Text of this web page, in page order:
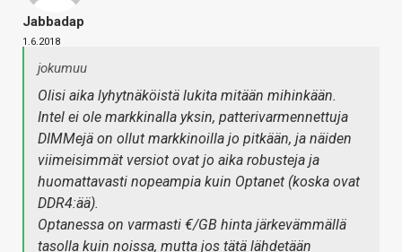
Jabbadap
1.6.2018
jokumuu
Olisi aika lyhytnäköistä lukita mitään mihinkään.
Intel ei ole markkinalla yksin, patterivarmennettuja
DIMMejä on ollut markkinoilla jo pitkään, ja näiden
viimeisimmät versiot ovat jo aika robusteja ja
huomattavasti nopeampia kuin Optanet (koska ovat
DDR4:ää).
Optanessa on varmasti €/GB hinta järkevämmällä
tasolla kuin noissa, mutta jos tätä lähdetään